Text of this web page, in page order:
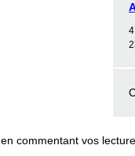
en commentant vos